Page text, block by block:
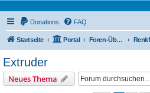
Donations FAQ
Startseite Portal Foren-Übersicht
Extruder
Neues Thema